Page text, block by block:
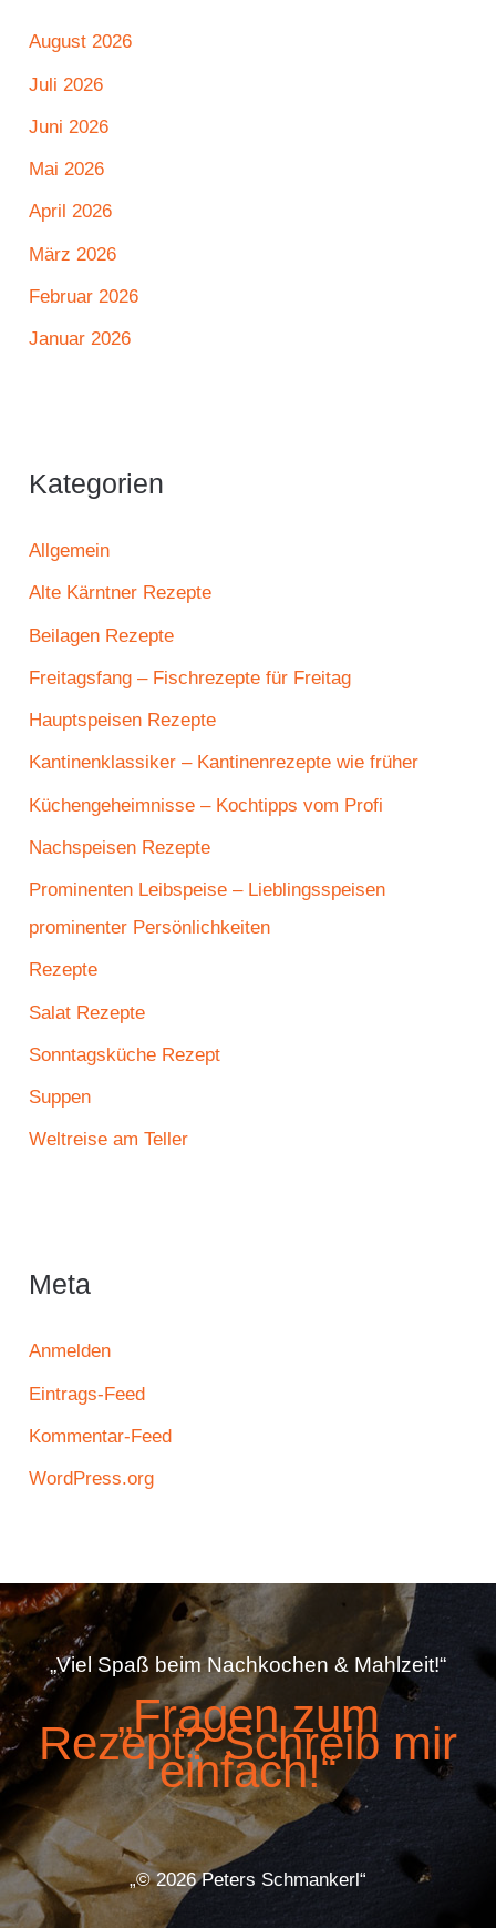
August 2026
Juli 2026
Juni 2026
Mai 2026
April 2026
März 2026
Februar 2026
Januar 2026
Kategorien
Allgemein
Alte Kärntner Rezepte
Beilagen Rezepte
Freitagsfang – Fischrezepte für Freitag
Hauptspeisen Rezepte
Kantinenklassiker – Kantinenrezepte wie früher
Küchengeheimnisse – Kochtipps vom Profi
Nachspeisen Rezepte
Prominenten Leibspeise – Lieblingsspeisen
prominenter Persönlichkeiten
Rezepte
Salat Rezepte
Sonntagsküche Rezept
Suppen
Weltreise am Teller
Meta
Anmelden
Eintrags-Feed
Kommentar-Feed
WordPress.org
„Viel Spaß beim Nachkochen & Mahlzeit!“
„Fragen zum
Rezept? Schreib mir
einfach!“
„© 2026 Peters Schmankerl“